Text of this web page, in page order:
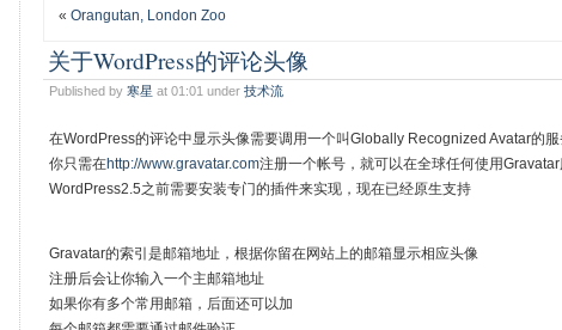
« Orangutan, London Zoo
关于WordPress的评论头像
Published by 寒星 at 01:01 under 技术流
在WordPress的评论中显示头像需要调用一个叫Globally Recognized Avatar的
你只需在http://www.gravatar.com注册一个帐号，就可以在全球任何使用
WordPress2.5之前需要安装专门的插件来实现，现在已经原生支持
Gravatar的索引是邮箱地址，根据你留在网站上的邮箱显示相应头像
注册后会让你输入一个主邮箱地址
如果你有多个常用邮箱，后面还可以加